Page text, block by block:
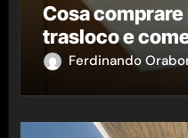
Cosa comprare
trasloco e
Ferdinando